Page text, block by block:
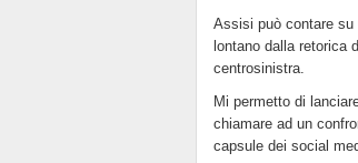
Assisi può contare
lontano dalla retorica
centrosinistra.
Mi permetto di
chiamare ad un
capsule dei social